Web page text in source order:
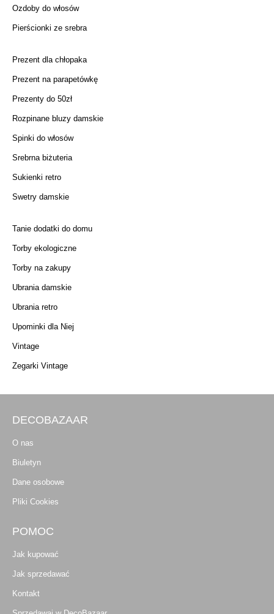
Ozdoby do włosów
Pierścionki ze srebra
Prezent dla chłopaka
Prezent na parapetówkę
Prezenty do 50zł
Rozpinane bluzy damskie
Spinki do włosów
Srebrna biżuteria
Sukienki retro
Swetry damskie
Tanie dodatki do domu
Torby ekologiczne
Torby na zakupy
Ubrania damskie
Ubrania retro
Upominki dla Niej
Vintage
Zegarki Vintage
DECOBAZAAR
O nas
Biuletyn
Dane osobowe
Pliki Cookies
POMOC
Jak kupować
Jak sprzedawać
Kontakt